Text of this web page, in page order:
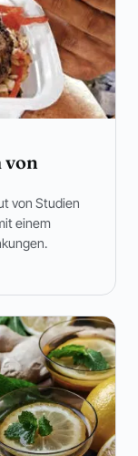
von
von Studien
einem